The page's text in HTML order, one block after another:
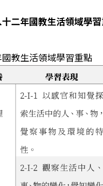
二年國教生活領域學
教生活領域學習重點